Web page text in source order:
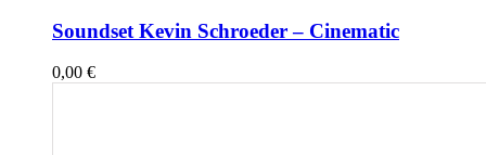
Soundset Kevin Schroeder – Cinematic
0,00 €